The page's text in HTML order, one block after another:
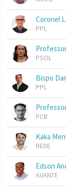
Coronel
PPL
PSOL
Bispo
PPL
PCB
Kaka
REDE
Edson
AVANTE